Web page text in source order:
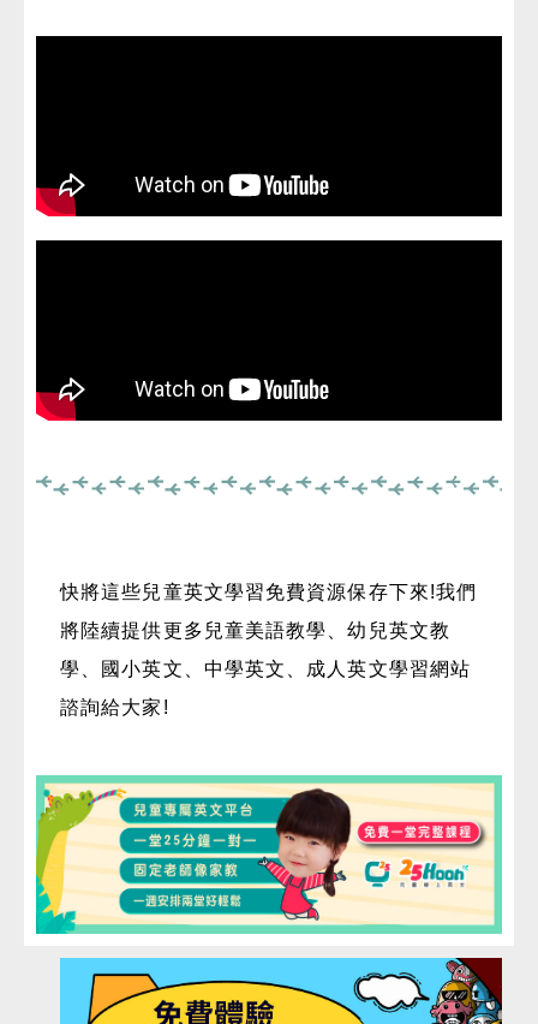
快將這些兒童英文學習免費資源保存下來!我們
將陸續提供更多兒童美語教學、幼兒英文教
學、國小英文、中學英文、成人英文學習網站
諮詢給大家!